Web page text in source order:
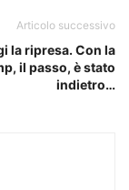
Articolo successivo
la ripresa. Con la
il passo, è stato
indietro…